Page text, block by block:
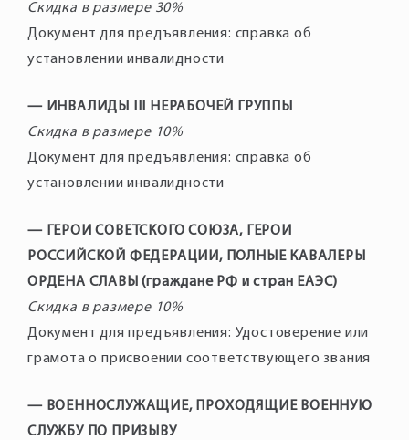
Скидка в размере 30%
Документ для предъявления: справка об
установлении инвалидности
— ИНВАЛИДЫ III НЕРАБОЧЕЙ ГРУППЫ
Скидка в размере 10%
Документ для предъявления: справка об
установлении инвалидности
— ГЕРОИ СОВЕТСКОГО СОЮЗА, ГЕРОИ
РОССИЙСКОЙ ФЕДЕРАЦИИ, ПОЛНЫЕ КАВАЛЕРЫ
ОРДЕНА СЛАВЫ (граждане РФ и стран ЕАЭС)
Скидка в размере 10%
Документ для предъявления: Удостоверение или
грамота о присвоении соответствующего звания
— ВОЕННОСЛУЖАЩИЕ, ПРОХОДЯЩИЕ ВОЕННУЮ
СЛУЖБУ ПО ПРИЗЫВУ